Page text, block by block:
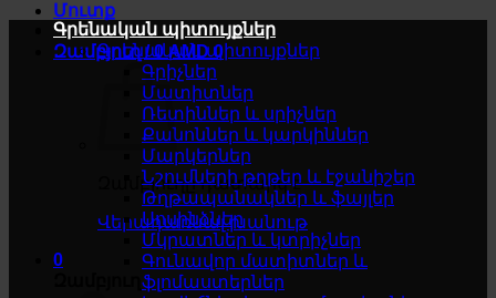
Մուտք
Զամբյուղ /0AMD 0
Զամբյուղը դատարկ է
Վերադառնալ խանութ
0
Գրենական պիտույքներ
Գրենական պիտույքներ
Գրիչներ
Մատիտներ
Ռետիններ և սրիչներ
Քանոններ և կարկիններ
Մարկերներ
Նշումների թղթեր և էջանիշեր
Թղթապանակներ և ֆայլեր
Սոսինձներ
Մկրատներ և կտրիչներ
Գունավոր մատիտներ և
ֆլոմաստերներ